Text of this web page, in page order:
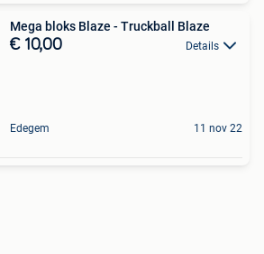
Mega bloks Blaze - Truckball Blaze
€ 10,00 Details
Edegem 11 nov 22